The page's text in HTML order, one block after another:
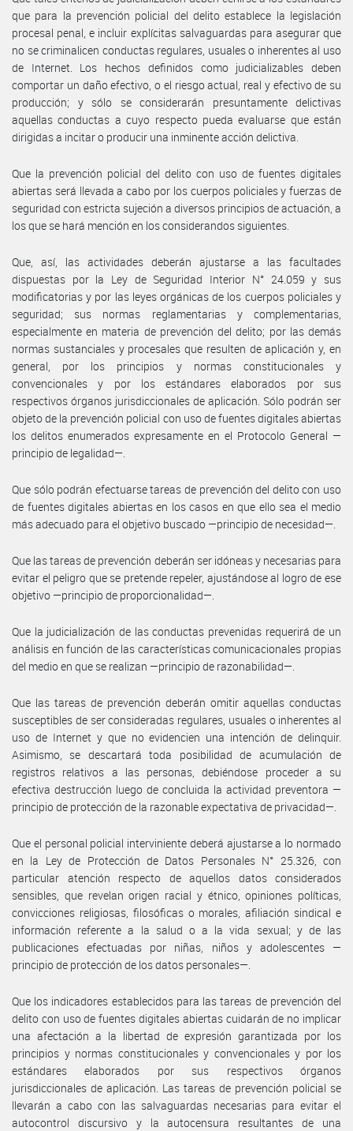
que para la prevención policial del delito establece la legislación
procesal penal, e incluir explícitas salvaguardas para asegurar que
no se criminalicen conductas regulares, usuales o inherentes al uso
de Internet. Los hechos definidos como judicializables deben
comportar un daño efectivo, o el riesgo actual, real y efectivo de su
producción; y sólo se considerarán presuntamente delictivas
aquellas conductas a cuyo respecto pueda evaluarse que están
dirigidas a incitar o producir una inminente acción delictiva.
Que la prevención policial del delito con uso de fuentes digitales
abiertas será llevada a cabo por los cuerpos policiales y fuerzas de
seguridad con estricta sujeción a diversos principios de actuación, a
los que se hará mención en los considerandos siguientes.
Que, así, las actividades deberán ajustarse a las facultades
dispuestas por la Ley de Seguridad Interior N° 24.059 y sus
modificatorias y por las leyes orgánicas de los cuerpos policiales y
seguridad; sus normas reglamentarias y complementarias,
especialmente en materia de prevención del delito; por las demás
normas sustanciales y procesales que resulten de aplicación y, en
general, por los principios y normas constitucionales y
convencionales y por los estándares elaborados por sus
respectivos órganos jurisdiccionales de aplicación. Sólo podrán ser
objeto de la prevención policial con uso de fuentes digitales abiertas
los delitos enumerados expresamente en el Protocolo General —
principio de legalidad—.
Que sólo podrán efectuarse tareas de prevención del delito con uso
de fuentes digitales abiertas en los casos en que ello sea el medio
más adecuado para el objetivo buscado —principio de necesidad—.
Que las tareas de prevención deberán ser idóneas y necesarias para
evitar el peligro que se pretende repeler, ajustándose al logro de ese
objetivo —principio de proporcionalidad—.
Que la judicialización de las conductas prevenidas requerirá de un
análisis en función de las características comunicacionales propias
del medio en que se realizan —principio de razonabilidad—.
Que las tareas de prevención deberán omitir aquellas conductas
susceptibles de ser consideradas regulares, usuales o inherentes al
uso de Internet y que no evidencien una intención de delinquir.
Asimismo, se descartará toda posibilidad de acumulación de
registros relativos a las personas, debiéndose proceder a su
efectiva destrucción luego de concluida la actividad preventora —
principio de protección de la razonable expectativa de privacidad—.
Que el personal policial interviniente deberá ajustarse a lo normado
en la Ley de Protección de Datos Personales N° 25.326, con
particular atención respecto de aquellos datos considerados
sensibles, que revelan origen racial y étnico, opiniones políticas,
convicciones religiosas, filosóficas o morales, afiliación sindical e
información referente a la salud o a la vida sexual; y de las
publicaciones efectuadas por niñas, niños y adolescentes —
principio de protección de los datos personales—.
Que los indicadores establecidos para las tareas de prevención del
delito con uso de fuentes digitales abiertas cuidarán de no implicar
una afectación a la libertad de expresión garantizada por los
principios y normas constitucionales y convencionales y por los
estándares elaborados por sus respectivos órganos
jurisdiccionales de aplicación. Las tareas de prevención policial se
llevarán a cabo con las salvaguardas necesarias para evitar el
autocontrol discursivo y la autocensura resultantes de una